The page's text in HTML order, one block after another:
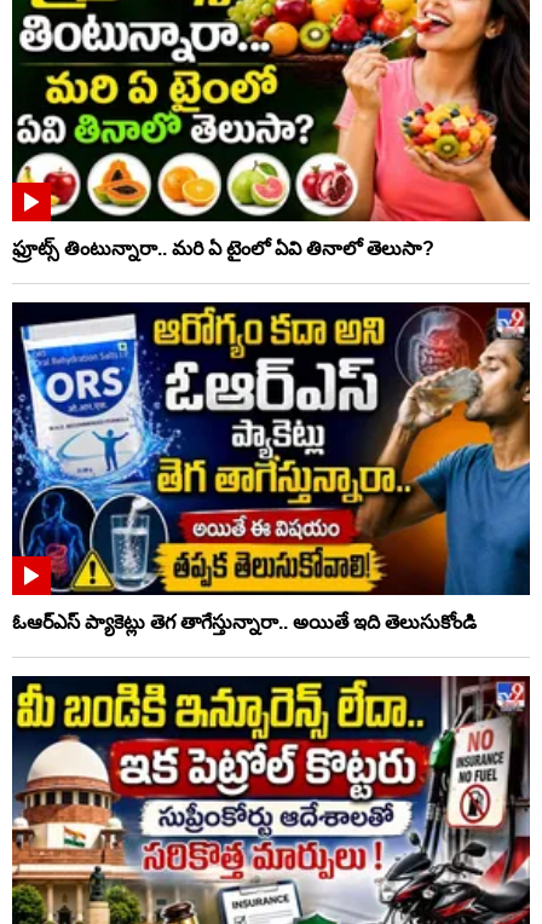
ఫ్రూట్స్‌ తింటున్నారా.. మరి ఏ టైంలో ఏవి తినాలో తెలుసా?
ఓఆర్‌ఎస్‌ ప్యాకెట్లు తెగ తాగేస్తున్నారా.. అయితే ఇది తెలుసుకోండి